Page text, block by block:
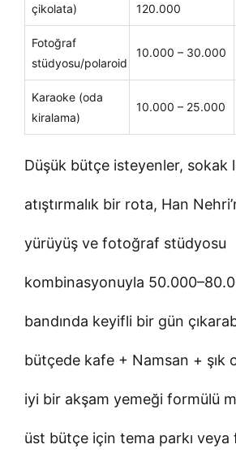
çikolata)
120.000
Fotoğraf
stüdyosu/polaroid
10.000 – 30.000
Karaoke (oda
kiralama)
10.000 – 25.000
Düşük bütçe isteyenler, sokak
atıştırmalık bir rota, Han
yürüyüş ve fotoğraf stüdyosu
kombinasyonuyla
bandında keyifli bir gün
bütçede kafe + Namsan + şık
iyi bir akşam yemeği formülü
üst bütçe için tema parkı